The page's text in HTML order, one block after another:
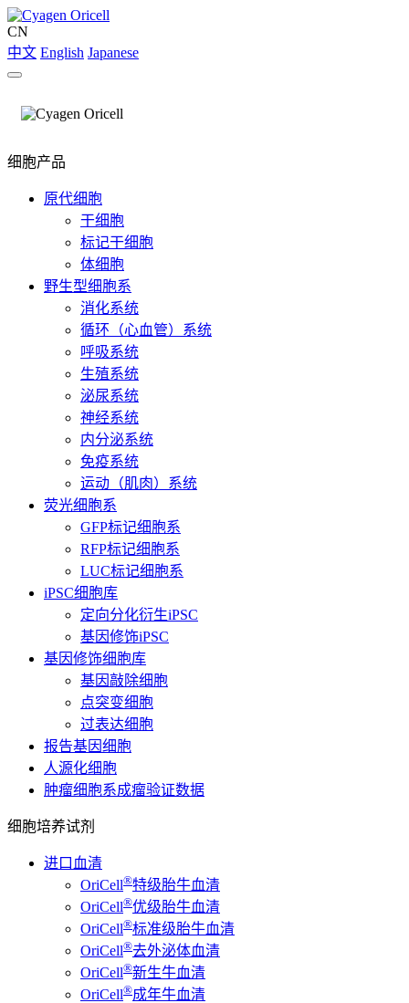
CN
中文 English Japanese
细胞产品
原代细胞
干细胞
标记干细胞
体细胞
野生型细胞系
消化系统
循环（心血管）系统
呼吸系统
生殖系统
泌尿系统
神经系统
内分泌系统
免疫系统
运动（肌肉）系统
荧光细胞系
GFP标记细胞系
RFP标记细胞系
LUC标记细胞系
iPSC细胞库
定向分化衍生iPSC
基因修饰iPSC
基因修饰细胞库
基因敲除细胞
点突变细胞
过表达细胞
报告基因细胞
人源化细胞
肿瘤细胞系成瘤验证数据
细胞培养试剂
进口血清
OriCell®特级胎牛血清
OriCell®优级胎牛血清
OriCell®标准级胎牛血清
OriCell®去外泌体血清
OriCell®新生牛血清
OriCell®成年牛血清